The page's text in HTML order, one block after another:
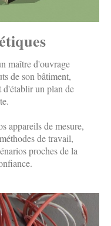
maître d'ouvrage
de son bâtiment,
d'établir un plan de
appareils de mesure,
de travail,
proches de la